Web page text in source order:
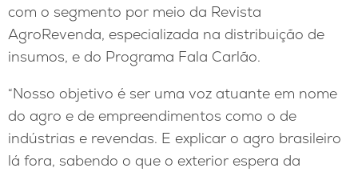
com o segmento por meio da Revista
AgroRevenda, especializada na distribuição de
insumos, e do Programa Fala Carlão.
“Nosso objetivo é ser uma voz atuante em nome
do agro e de empreendimentos como o de
indústrias e revendas. E explicar o agro brasileiro
lá fora, sabendo o que o exterior espera da